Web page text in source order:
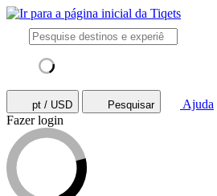
pt / USD Pesquisar
Ajuda
Fazer login